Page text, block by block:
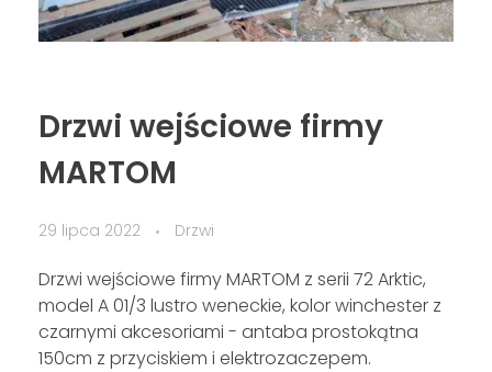
Drzwi wejściowe firmy
MARTOM
29 lipca 2022 Drzwi
Drzwi wejściowe firmy MARTOM z serii 72 Arktic,
model A 01/3 lustro weneckie, kolor winchester z
czarnymi akcesoriami - antaba prostokątna
150cm z przyciskiem i elektrozaczepem.